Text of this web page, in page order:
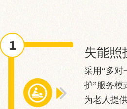
失能照
采用“多对
护”服务模
为老人提